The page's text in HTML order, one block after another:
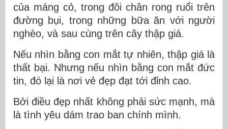
của máng cỏ, trong đôi chân rong ruổi trên
đường bụi, trong những bữa ăn với người
nghèo, và sau cùng trên cây thập giá.
Nếu nhìn bằng con mắt tự nhiên, thập giá là
thất bại. Nhưng nếu nhìn bằng con mắt đức
tin, đó lại là nơi vẻ đẹp đạt tới đỉnh cao.
Bởi điều đẹp nhất không phải sức mạnh, mà
là tình yêu dám trao ban chính mình.